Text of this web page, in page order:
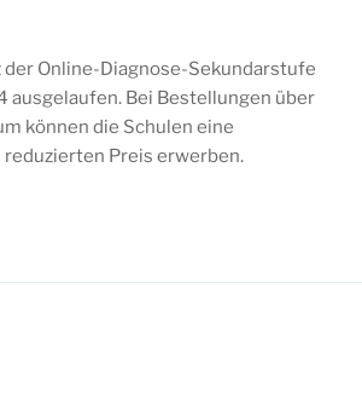
der Online-Diagnose-Sekundarstufe
ausgelaufen. Bei Bestellungen über
können die Schulen eine
reduzierten Preis erwerben.